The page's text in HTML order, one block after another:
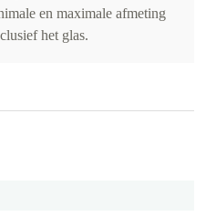
en maximale afmeting
het glas.